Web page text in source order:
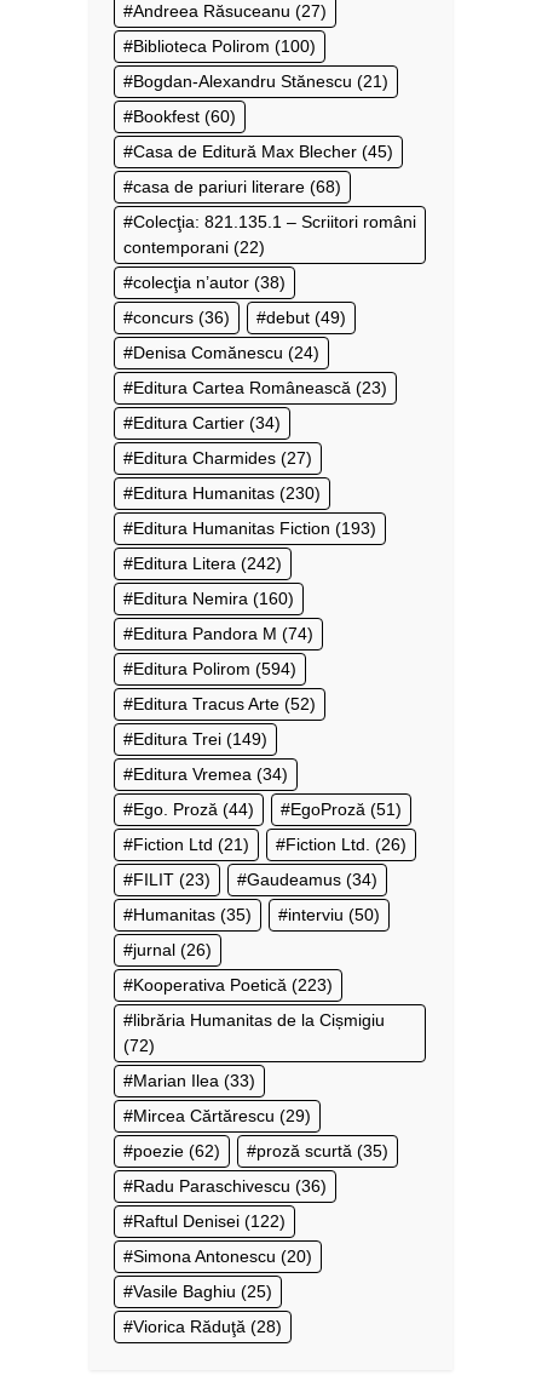
Andreea Răsuceanu (27)
Biblioteca Polirom (100)
Bogdan-Alexandru Stănescu (21)
Bookfest (60)
Casa de Editură Max Blecher (45)
casa de pariuri literare (68)
Colecţia: 821.135.1 – Scriitori români
contemporani (22)
colecţia n’autor (38)
concurs (36) debut (49)
Denisa Comănescu (24)
Editura Cartea Românească (23)
Editura Cartier (34)
Editura Charmides (27)
Editura Humanitas (230)
Editura Humanitas Fiction (193)
Editura Litera (242)
Editura Nemira (160)
Editura Pandora M (74)
Editura Polirom (594)
Editura Tracus Arte (52)
Editura Trei (149)
Editura Vremea (34)
Ego. Proză (44) EgoProză (51)
Fiction Ltd (21) Fiction Ltd. (26)
FILIT (23) Gaudeamus (34)
Humanitas (35) interviu (50)
jurnal (26)
Kooperativa Poetică (223)
librăria Humanitas de la Cișmigiu
(72)
Marian Ilea (33)
Mircea Cărtărescu (29)
poezie (62) proză scurtă (35)
Radu Paraschivescu (36)
Raftul Denisei (122)
Simona Antonescu (20)
Vasile Baghiu (25)
Viorica Răduţă (28)